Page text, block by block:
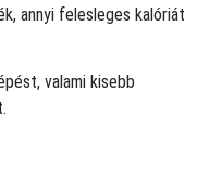
annyi felesleges kalóriát
valami kisebb